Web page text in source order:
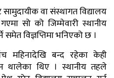
वा संस्थागत विद्यालय
सो को जिम्मेवारी स्थानीय
समेत विज्ञप्तिमा भनिएको छ ।
महिनादेखि बन्द रहेका केही
थालेका थिए । स्थानीय तहले